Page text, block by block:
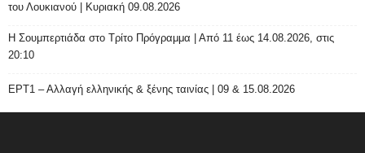
του Λουκιανού | Κυριακή 09.08.2026
H Σουμπερτιάδα στο Τρίτο Πρόγραμμα | Από 11 έως 14.08.2026, στις
20:10
ΕΡΤ1 – Αλλαγή ελληνικής & ξένης ταινίας | 09 & 15.08.2026